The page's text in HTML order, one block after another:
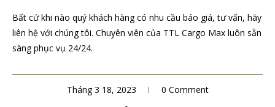
Bất cứ khi nào quý khách hàng có nhu cầu báo giá, tư vấn, hãy
liên hệ với chúng tôi. Chuyên viên của TTL Cargo Max luôn sẵn
sàng phục vụ 24/24.
Tháng 3 18, 2023 0 Comment